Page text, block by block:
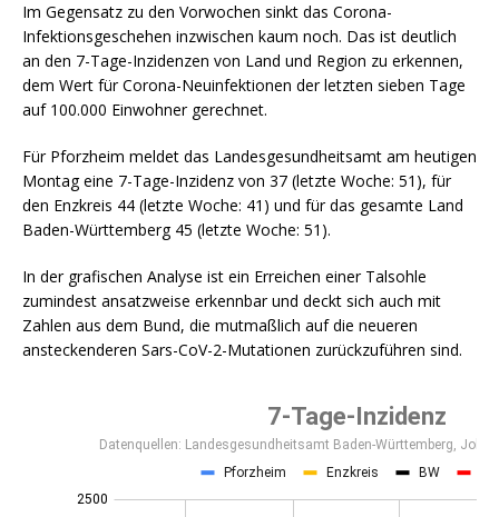
Im Gegensatz zu den Vorwochen sinkt das Corona-
Infektionsgeschehen inzwischen kaum noch. Das ist deutlich
an den 7-Tage-Inzidenzen von Land und Region zu erkennen,
dem Wert für Corona-Neuinfektionen der letzten sieben Tage
auf 100.000 Einwohner gerechnet.
Für Pforzheim meldet das Landesgesundheitsamt am heutigen
Montag eine 7-Tage-Inzidenz von 37 (letzte Woche: 51), für
den Enzkreis 44 (letzte Woche: 41) und für das gesamte Land
Baden-Württemberg 45 (letzte Woche: 51).
In der grafischen Analyse ist ein Erreichen einer Talsohle
zumindest ansatzweise erkennbar und deckt sich auch mit
Zahlen aus dem Bund, die mutmaßlich auf die neueren
ansteckenderen Sars-CoV-2-Mutationen zurückzuführen sind.